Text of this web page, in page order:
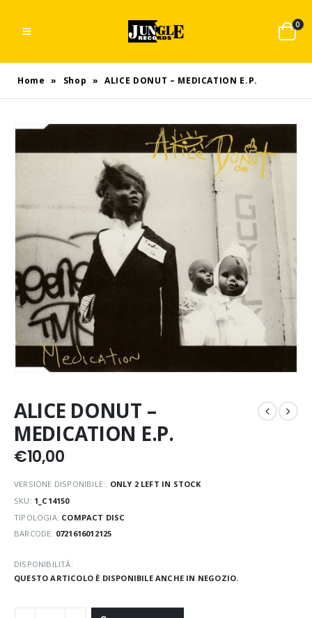
0
Home » Shop » ALICE DONUT – MEDICATION E.P.
ALICE DONUT –
MEDICATION E.P.
€10,00
VERSIONE DISPONIBILE:: ONLY 2 LEFT IN STOCK
SKU: 1_C14150
TIPOLOGIA: COMPACT DISC
BARCODE: 0721616012125
DISPONIBILITÀ:
QUESTO ARTICOLO È DISPONIBILE ANCHE IN NEGOZIO.